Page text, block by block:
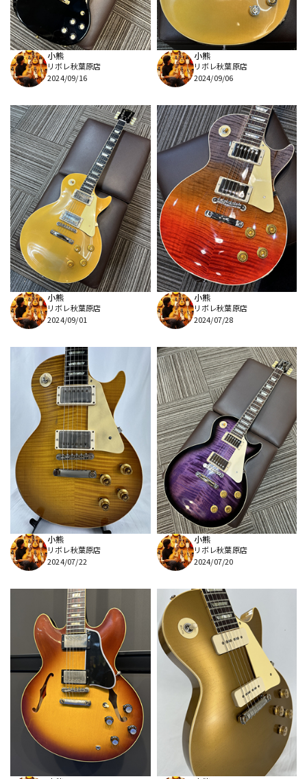
小熊
リボレ秋葉原店
2024/09/16
小熊
リボレ秋葉原店
2024/09/06
小熊
リボレ秋葉原店
2024/09/01
小熊
リボレ秋葉原店
2024/07/28
小熊
リボレ秋葉原店
2024/07/22
小熊
リボレ秋葉原店
2024/07/20